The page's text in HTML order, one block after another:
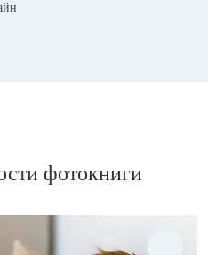
фотокниги